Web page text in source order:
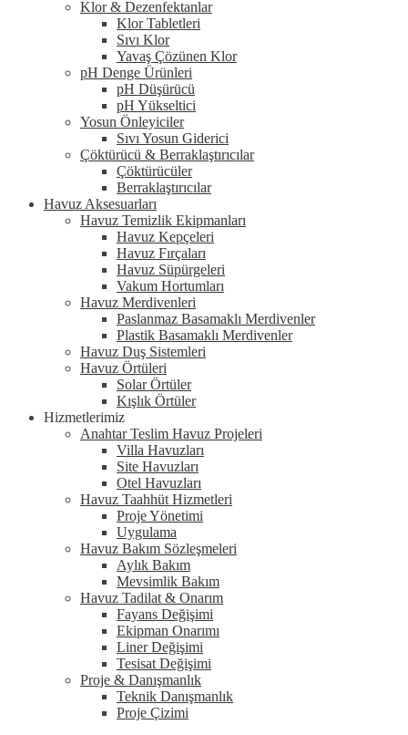
Klor & Dezenfektanlar
Klor Tabletleri
Sıvı Klor
Yavaş Çözünen Klor
pH Denge Ürünleri
pH Düşürücü
pH Yükseltici
Yosun Önleyiciler
Sıvı Yosun Giderici
Çöktürücü & Berraklaştırıcılar
Çöktürücüler
Berraklaştırıcılar
Havuz Aksesuarları
Havuz Temizlik Ekipmanları
Havuz Kepçeleri
Havuz Fırçaları
Havuz Süpürgeleri
Vakum Hortumları
Havuz Merdivenleri
Paslanmaz Basamaklı Merdivenler
Plastik Basamaklı Merdivenler
Havuz Duş Sistemleri
Havuz Örtüleri
Solar Örtüler
Kışlık Örtüler
Hizmetlerimiz
Anahtar Teslim Havuz Projeleri
Villa Havuzları
Site Havuzları
Otel Havuzları
Havuz Taahhüt Hizmetleri
Proje Yönetimi
Uygulama
Havuz Bakım Sözleşmeleri
Aylık Bakım
Mevsimlik Bakım
Havuz Tadilat & Onarım
Fayans Değişimi
Ekipman Onarımı
Liner Değişimi
Tesisat Değişimi
Proje & Danışmanlık
Teknik Danışmanlık
Proje Çizimi